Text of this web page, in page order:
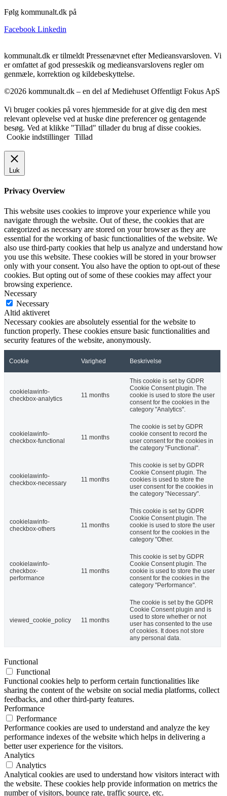
Følg kommunalt.dk på
Facebook Linkedin
kommunalt.dk er tilmeldt Pressenævnet efter Medieansvarsloven. Vi
er omfattet af god presseskik og medieansvarslovens regler om
genmæle, korrektion og kildebeskyttelse.
©2026 kommunalt.dk – en del af Mediehuset Offentligt Fokus ApS
Vi bruger cookies på vores hjemmeside for at give dig den mest
relevant oplevelse ved at huske dine preferencer og gentagende
besøg. Ved at klikke "Tillad" tillader du brug af disse cookies.
Cookie indstillinger Tillad
Luk
Privacy Overview
This website uses cookies to improve your experience while you
navigate through the website. Out of these, the cookies that are
categorized as necessary are stored on your browser as they are
essential for the working of basic functionalities of the website. We
also use third-party cookies that help us analyze and understand how
you use this website. These cookies will be stored in your browser
only with your consent. You also have the option to opt-out of these
cookies. But opting out of some of these cookies may affect your
browsing experience.
Necessary
Necessary
Altid aktiveret
Necessary cookies are absolutely essential for the website to
function properly. These cookies ensure basic functionalities and
security features of the website, anonymously.
Cookie Varighed Beskrivelse
cookielawinfo-
checkbox-analytics
11 months
This cookie is set by GDPR
Cookie Consent plugin. The
cookie is used to store the user
consent for the cookies in the
category "Analytics".
cookielawinfo-
checkbox-functional
11 months
The cookie is set by GDPR
cookie consent to record the
user consent for the cookies in
the category "Functional".
cookielawinfo-
checkbox-necessary
11 months
This cookie is set by GDPR
Cookie Consent plugin. The
cookies is used to store the
user consent for the cookies in
the category "Necessary".
cookielawinfo-
checkbox-others
11 months
This cookie is set by GDPR
Cookie Consent plugin. The
cookie is used to store the user
consent for the cookies in the
category "Other.
cookielawinfo-
checkbox-
performance
11 months
This cookie is set by GDPR
Cookie Consent plugin. The
cookie is used to store the user
consent for the cookies in the
category "Performance".
viewed_cookie_policy 11 months
The cookie is set by the GDPR
Cookie Consent plugin and is
used to store whether or not
user has consented to the use
of cookies. It does not store
any personal data.
Functional
Functional
Functional cookies help to perform certain functionalities like
sharing the content of the website on social media platforms, collect
feedbacks, and other third-party features.
Performance
Performance
Performance cookies are used to understand and analyze the key
performance indexes of the website which helps in delivering a
better user experience for the visitors.
Analytics
Analytics
Analytical cookies are used to understand how visitors interact with
the website. These cookies help provide information on metrics the
number of visitors, bounce rate, traffic source, etc.